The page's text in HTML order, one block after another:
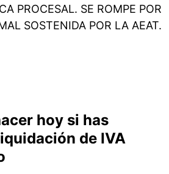
PROCESAL. SE ROMPE POR
SOSTENIDA POR LA AEAT.
hoy si has
de IVA